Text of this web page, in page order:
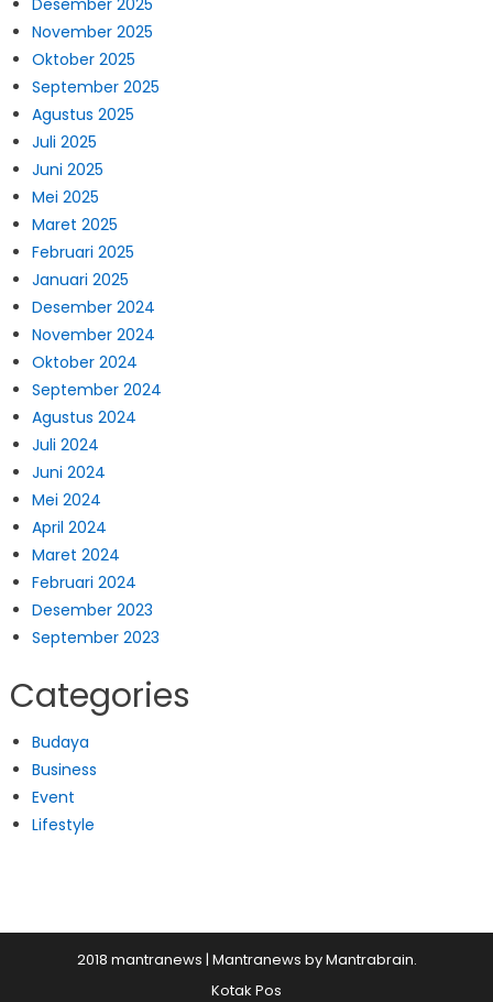
November 2025
Oktober 2025
September 2025
Agustus 2025
Juli 2025
Juni 2025
Mei 2025
Maret 2025
Februari 2025
Januari 2025
Desember 2024
November 2024
Oktober 2024
September 2024
Agustus 2024
Juli 2024
Juni 2024
Mei 2024
April 2024
Maret 2024
Februari 2024
Desember 2023
September 2023
Categories
Budaya
Business
Event
Lifestyle
2018 mantranews | Mantranews byMantrabrain.
Kotak Pos